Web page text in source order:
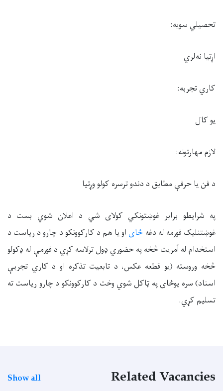
تحصیلي سویه:
اړتیا نه‌لري
کاري تجربه:
یو کال
لازم مهارتونه:
د فن یا حرفې مطابق د دندو ترسره کولو وړتیا
په شرایطو برابر غوښتونکي کولای شي د اعلان شوي بست د
غوښتنلیک فورمه له دغه ځای او یا هم د کارکوونکو د چارو د ریاست د
استخدام له آمریت څخه په حضوري ډول ترلاسه کړي د فورمې له ډکولو
څخه وروسته (یو قطعه عکس، د تابعیت تذکره او د کاري تجربې
اسناد) سره یوځای په ټاکل شوي وخت د کارکوونکو د چارو ریاست ته
تسلیم کړي.
Related Vacancies
Show all